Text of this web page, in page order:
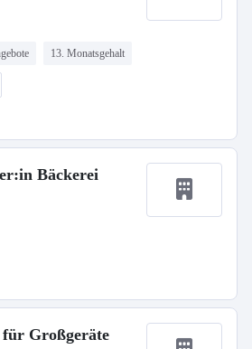
13. Monatsgehalt
Bäckerei
Großgeräte